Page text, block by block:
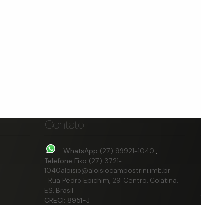
Contato
WhatsApp (27) 99921-1040
Telefone Fixo (27) 3721-
1040aloisio@aloisiocampostrini.imb.br
Rua Pedro Epichim, 29, Centro, Colatina,
ES, Brasil
CRECI: 8951-J